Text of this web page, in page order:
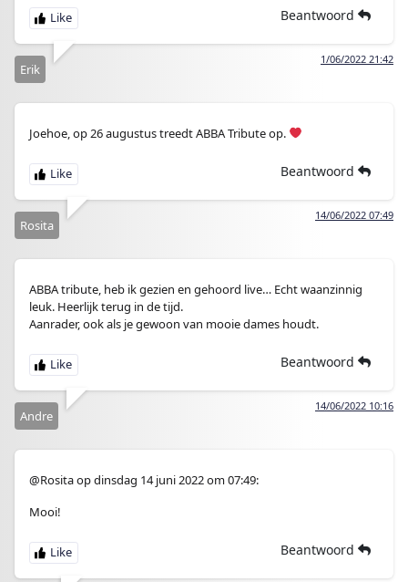
Beantwoord
1/06/2022 21:42
Erik
Joehoe, op 26 augustus treedt ABBA Tribute op.
Beantwoord
14/06/2022 07:49
Rosita
ABBA tribute, heb ik gezien en gehoord live… Echt waanzinnig
leuk. Heerlijk terug in de tijd.
Aanrader, ook als je gewoon van mooie dames houdt.
Beantwoord
14/06/2022 10:16
Andre
@Rosita op dinsdag 14 juni 2022 om 07:49:
Mooi!
Beantwoord